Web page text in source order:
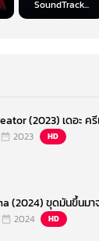
SoundTrack...
(2023) เดอะ ค
2023 HD
(2024) ขุดมันขึ้นมา
2024 HD